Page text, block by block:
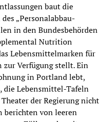
baut die
„Personalabbau-
in den Bundesbehörden
Nutrition
Lebensmittelmarken für
Verfügung stellt. Ein
in Portland lebt,
die Lebensmittel-Tafeln
der Regierung nicht
berichten von leeren